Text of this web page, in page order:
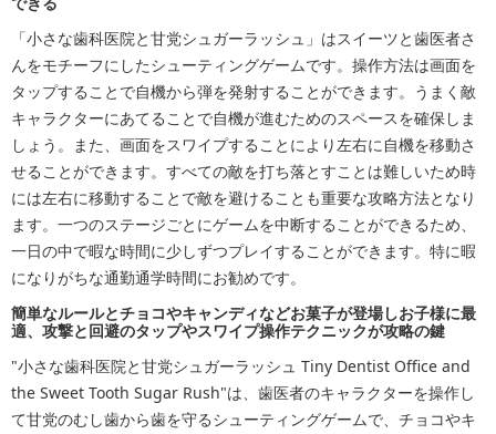
「小さな歯科医院と甘党シュガーラッシュ」はスイーツと歯医者さ
んをモチーフにしたシューティングゲームです。操作方法は画面を
タップすることで自機から弾を発射することができます。うまく敵
キャラクターにあてることで自機が進むためのスペースを確保しま
しょう。また、画面をスワイプすることにより左右に自機を移動さ
せることができます。すべての敵を打ち落とすことは難しいため時
には左右に移動することで敵を避けることも重要な攻略方法となり
ます。一つのステージごとにゲームを中断することができるため、
一日の中で暇な時間に少しずつプレイすることができます。特に暇
になりがちな通勤通学時間にお勧めです。
簡単なルールとチョコやキャンディなどお菓子が登場しお子様に最
適、攻撃と回避のタップやスワイプ操作テクニックが攻略の鍵
"小さな歯科医院と甘党シュガーラッシュ Tiny Dentist Office and
the Sweet Tooth Sugar Rush"は、歯医者のキャラクターを操作し
て甘党のむし歯から歯を守るシューティングゲームで、チョコやキ